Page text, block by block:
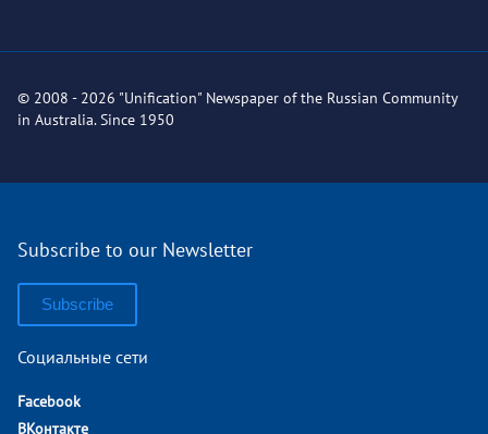
© 2008 - 2026 "Unification" Newspaper of the Russian Community
in Australia. Since 1950
Subscribe to our Newsletter
Subscribe
Социальные сети
Facebook
ВКонтакте